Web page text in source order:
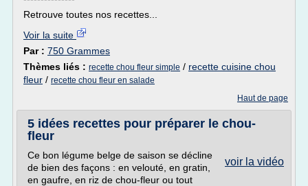
Retrouve toutes nos recettes...
Voir la suite
Par : 750 Grammes
Thèmes liés : recette chou fleur simple / recette cuisine chou
fleur / recette chou fleur en salade
Haut de page
5 idées recettes pour préparer le chou-
fleur
voir la vidéo
Ce bon légume belge de saison se décline
de bien des façons : en velouté, en gratin,
en gaufre, en riz de chou-fleur ou tout